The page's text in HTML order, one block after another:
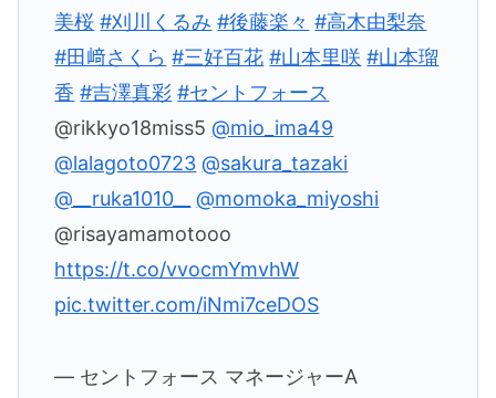
美桜 #刈川くるみ #後藤楽々 #高木由梨奈
#田﨑さくら #三好百花 #山本里咲 #山本瑠
香 #吉澤真彩 #セントフォース
@rikkyo18miss5@mio_ima49
@lalagoto0723 @sakura_tazaki
@__ruka1010__
@momoka_miyoshi
@risayamamotooo
https://t.co/vvocmYmvhW
pic.twitter.com/iNmi7ceDOS
— セントフォース マネージャーA